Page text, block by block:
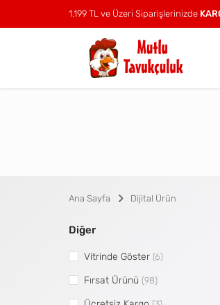
1.199 TL ve Üzeri Siparişlerinizde
Ana Sayfa Dijital Ürün
Diğer
Vitrinde Göster (6)
Fırsat Ürünü (98)